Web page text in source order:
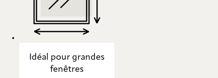
Idéal pour grandes
fenêtres